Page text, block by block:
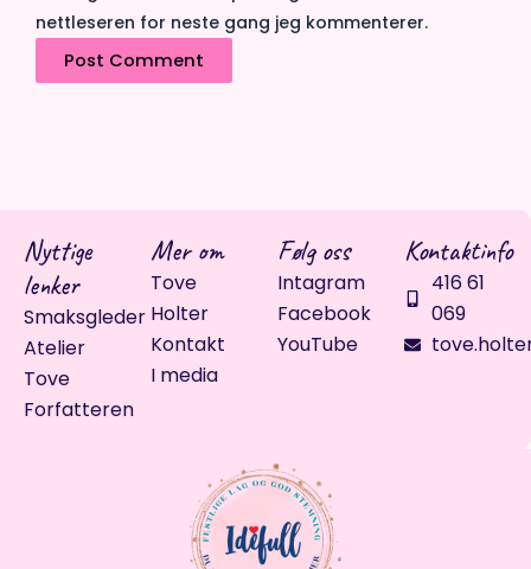
nettleseren for neste gang jeg kommenterer.
Nyttige
lenker
Smaksgleder
Atelier
Tove
Forfatteren
Mer om
Tove
Holter
Kontakt
I media
Følg oss
Intagram
Facebook
YouTube
Kontaktinfo
416 61
069